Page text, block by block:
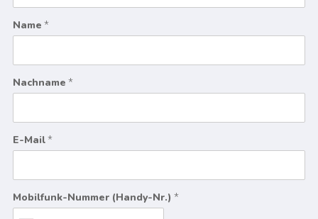
Name *
Nachname *
E-Mail*
Mobilfunk-Nummer (Handy-Nr.) *